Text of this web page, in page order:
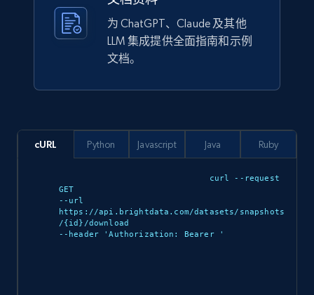
为 ChatGPT、Claude 及其他
LLM 集成提供全面指南和示例
文档。
cURL
curl --request
GET
--url
https://api.brightdata.com/datasets/snapshots
/{id}/download
--header 'Authorization: Bearer
'
Python Javascript Java Ruby